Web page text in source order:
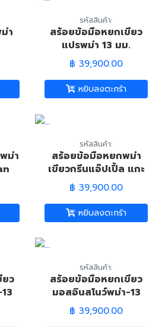
า
รหัสสินค้า:
สร้อยข้อมือหยกเขียว
แปรพม่า 13 มม.
(Burmese Green
Jade Bracelet)
฿ 39,900.00
หยิบลงตะกร้า
ม่า
รหัสสินค้า:
สร้อยข้อมือหยกพม่า
เขียวกรีนแอ๊ปเปิ้ล แกะ
เป็นลายกนก 13.5 มม.
(Burmese Green
Apple Jade
Bracelet)
฿ 39,900.00
หยิบลงตะกร้า
ว
รหัสสินค้า:
สร้อยข้อมือหยกเขียว
มอสอินสโนว์พม่า-13
มม. (Burmese Green
Jade Bracelet)
฿ 39,900.00